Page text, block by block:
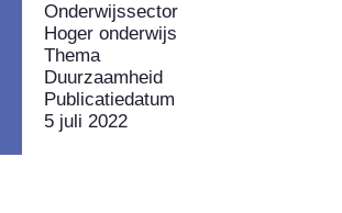
Onderwijssector
Hoger onderwijs
Thema
Duurzaamheid
Publicatiedatum
5 juli 2022